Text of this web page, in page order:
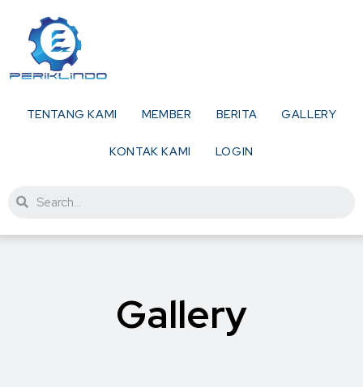
TENTANG KAMI MEMBER BERITA GALLERY
KONTAK KAMI LOGIN
Gallery